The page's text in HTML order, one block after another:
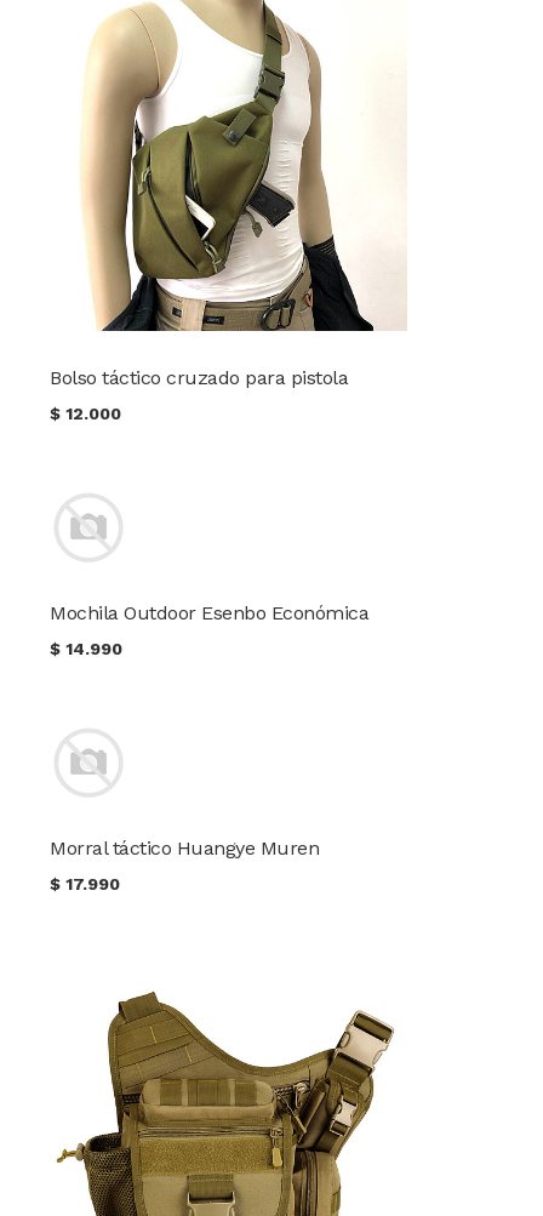
Bolso táctico cruzado para pistola
$12.000
Mochila Outdoor Esenbo Económica
$14.990
Morral táctico Huangye Muren
$17.990